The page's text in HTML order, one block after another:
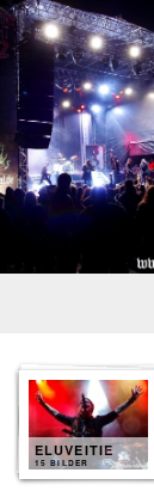
ELUVEITIE
15 BILDER